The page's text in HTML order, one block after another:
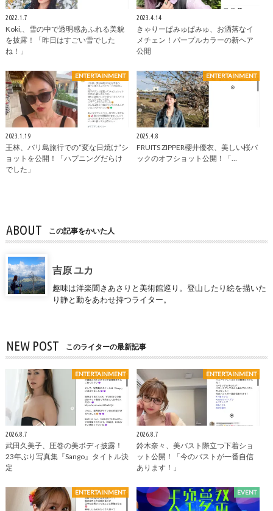
2022.1.7
Koki,、雪の中で透明感あふれる美貌
を披露！「昨日はすごい雪でした
ね！」
2023.4.14
きゃりーぱみゅぱみゅ、お洒落なイ
メチェン！パープルカラーの新ヘア
公開
ENTERTAINMENT
2023.1.19
王林、バリ島旅行での“変な日焼け”シ
ョットを公開！「ハプニングだらけ
でした」
ENTERTAINMENT
2025.4.8
FRUITS ZIPPER櫻井優衣、美しい桜バ
ックのオフショット公開！「…
ABOUT この記事をかいた人
吉原 ユカ
趣味は洋楽聞きあさりと美術館巡り。登山したり絵を描いた
り静と動をあわせ持つライター。
NEW POST このライターの最新記事
ENTERTAINMENT
2026.8.7
武田久美子、圧巻の美ボディ披露！
23年ぶり写真集『Sango』タイトル決
定
ENTERTAINMENT
2026.8.7
鈴木奈々、美バスト際立つ下着ショ
ット公開！「今のバストが一番自信
あります！」
ENTERTAINMENT EVENT